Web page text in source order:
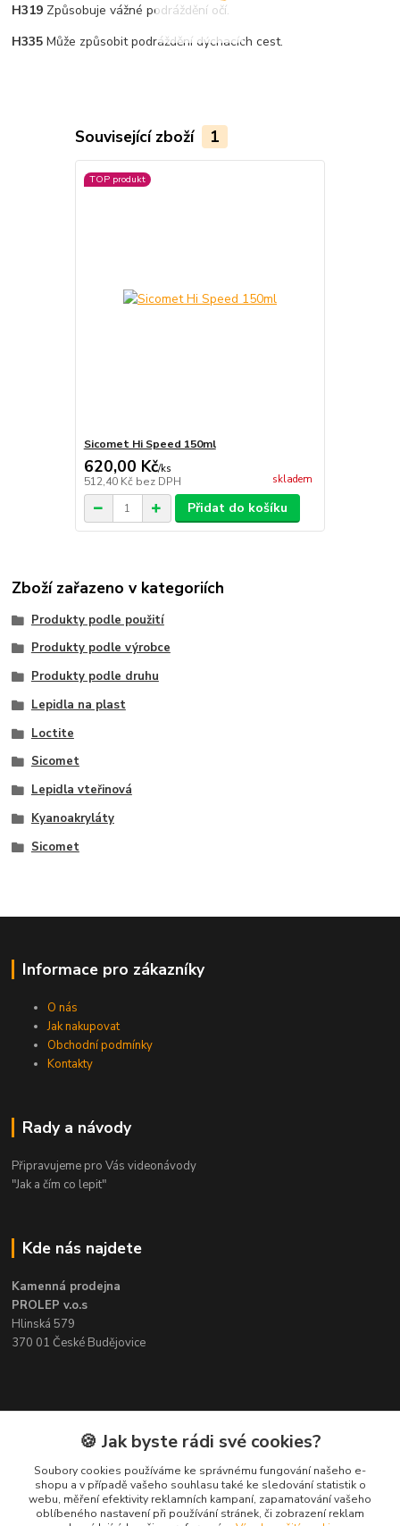
H319 Způsobuje vážné podráždění očí.
H335Může způsobit podráždění dýchacích cest.
Související zboží 1
TOP produkt
Sicomet Hi Speed 150ml
620,00 Kč/ks
512,40 Kč bez DPH skladem
Přidat do košíku
Zboží zařazeno v kategoriích
Produkty podle použití
Produkty podle výrobce
Produkty podle druhu
Lepidla na plast
Loctite
Sicomet
Lepidla vteřinová
Kyanoakryláty
Sicomet
Informace pro zákazníky
O nás
Jak nakupovat
Obchodní podmínky
Kontakty
Rady a návody
Připravujeme pro Vás videonávody
"Jak a čím co lepit"
Kde nás najdete
Kamenná prodejna
PROLEP v.o.s
Hlinská 579
370 01 České Budějovice
Kontakt
Pavel Šedivý
+420 602 148 895
Pracovní doba PO - PÁ: 8,00-16,30
🍪 Jak byste rádi své cookies?
Soubory cookies používáme ke správnému fungování našeho e-
shopu a v případě vašeho souhlasu také ke sledování statistik o
webu, měření efektivity reklamních kampaní, zapamatování vašeho
oblíbeného nastavení při používání stránek, či zobrazení reklam